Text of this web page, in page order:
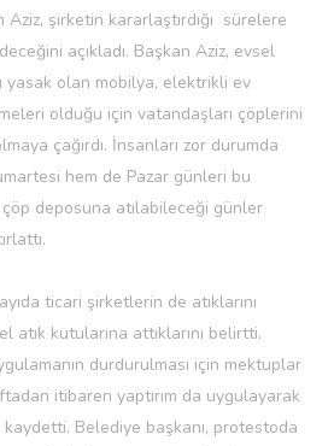
Aziz, şirketin kararlaştırdığı sürelere
açıkladı. Başkan Aziz, evsel
yasak olan mobilya, elektrikli ev
olduğu için vatandaşları çöplerini
çağırdı. İnsanları zor durumda
hem de Pazar günleri bu
deposuna atılabileceği günler
ticari şirketlerin de atıklarını
atık kutularına attıklarını belirtti.
durdurulması için mektuplar
itibaren yaptırım da uygulayarak
Belediye başkanı, protestoda